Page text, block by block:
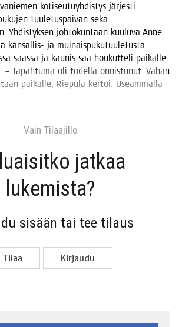
koti­seu­tu­yh­dis­tys jär­jes­ti
tuu­le­tus­päi­vän sekä
Yhdis­tyk­sen joh­to­kun­taan kuu­lu­va Anne
kan­sal­lis- ja mui­nais­pu­ku­tuu­le­tus­ta
sääs­sä ja kau­nis sää hou­kut­te­li pai­kal­le
– Tapah­tu­ma oli todel­la onnis­tu­nut. Vähän
pai­kal­le, Rie­pu­la ker­toi. Useam­mal­la
Vain Tilaa­jil­le
jat­kaa
lukemista?
sisään tai tee tilaus
Tilaa Kir­jau­du